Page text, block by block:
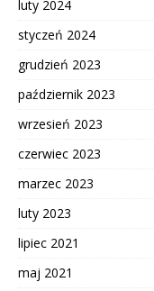
luty 2024
styczeń 2024
grudzień 2023
październik 2023
wrzesień 2023
czerwiec 2023
marzec 2023
luty 2023
lipiec 2021
maj 2021